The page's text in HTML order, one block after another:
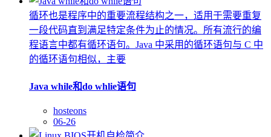
循环也是程序中的重要流程结构之一，适用于需要重复
一段代码直到满足特定条件为止的情况。所有流行的编
程语言中都有循环语句。Java 中采用的循环语句与 C 中
的循环语句相似，主要
Java while和do whlie语句
hosteons
06-26